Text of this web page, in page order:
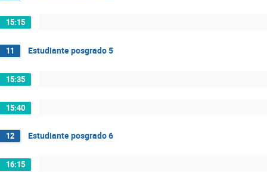
15:15
11 Estudiante posgrado 5
15:35
15:40
12 Estudiante posgrado 6
16:15